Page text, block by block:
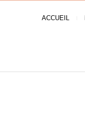
ACCUEIL